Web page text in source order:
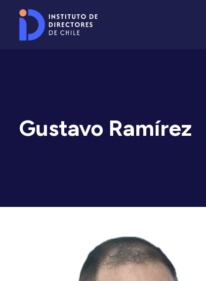
Gustavo Ramírez